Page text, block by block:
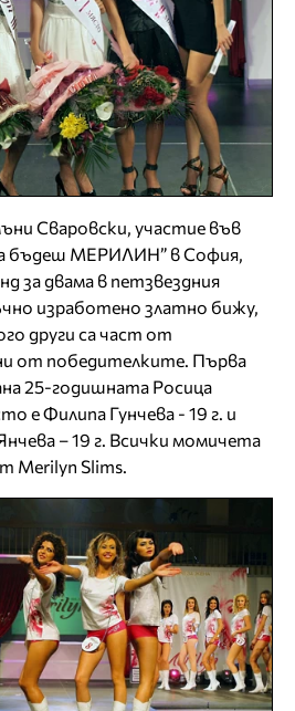
Сваровски, участие във
бъдеш МЕРИЛИН” в София,
за двама в петзвездния
изработено златно бижу,
други са част от
от победителките. Първа
25-годишната Росица
е Филипа Гунчева - 19 г. и
– 19 г. Всички момичета
Merilyn Slims.